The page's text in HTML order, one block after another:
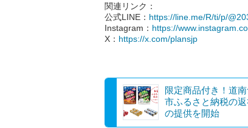
関連リンク：
公式LINE： https://line.me/R/ti/p/
Instagram： https://
X： https://x.com/plansjp
限定商品付き！道
市ふるさと納税の
の提供を開始